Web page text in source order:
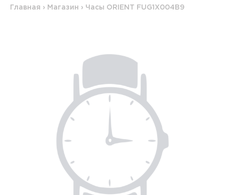
Главная › Магазин › Часы ORIENT FUG1X004B9